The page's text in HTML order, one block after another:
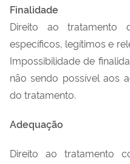
Finalidade
Direito ao tratamento
específicos, legítimos e
Impossibilidade de
não sendo possível aos
do tratamento.
Adequação
Direito ao tratamento